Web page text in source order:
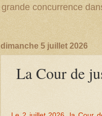
grande concurrence
dimanche 5 juillet 2026
La Cour de